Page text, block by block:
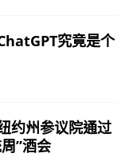
究竟是个
约州参议院通过
”酒会